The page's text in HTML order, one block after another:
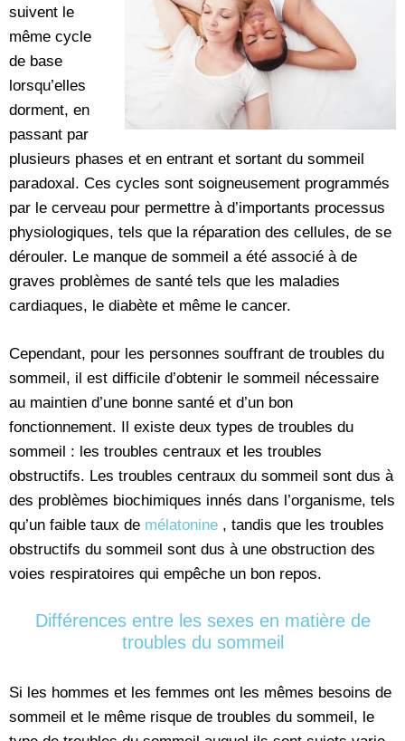
suivent le
même cycle
de base
lorsqu’elles
dorment, en
passant par
plusieurs phases et en entrant et sortant du sommeil
paradoxal. Ces cycles sont soigneusement programmés
par le cerveau pour permettre à d’importants processus
physiologiques, tels que la réparation des cellules, de se
dérouler. Le manque de sommeil a été associé à de
graves problèmes de santé tels que les maladies
cardiaques, le diabète et même le cancer.
Cependant, pour les personnes souffrant de troubles du
sommeil, il est difficile d’obtenir le sommeil nécessaire
au maintien d’une bonne santé et d’un bon
fonctionnement. Il existe deux types de troubles du
sommeil : les troubles centraux et les troubles
obstructifs. Les troubles centraux du sommeil sont dus à
des problèmes biochimiques innés dans l’organisme, tels
qu’un faible taux de mélatonine , tandis que les troubles
obstructifs du sommeil sont dus à une obstruction des
voies respiratoires qui empêche un bon repos.
Différences entre les sexes en matière de
troubles du sommeil
Si les hommes et les femmes ont les mêmes besoins de
sommeil et le même risque de troubles du sommeil, le